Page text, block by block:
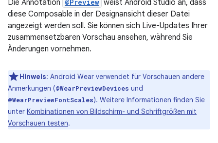
Die Annotation @Preview weist Android Studio an, dass
diese Composable in der Designansicht dieser Datei
angezeigt werden soll. Sie können sich Live-Updates Ihrer
zusammensetzbaren Vorschau ansehen, während Sie
Änderungen vornehmen.
Hinweis: Android Wear verwendet für Vorschauen andere
Anmerkungen (@WearPreviewDevices und
@WearPreviewFontScales). Weitere Informationen finden Sie
unter Kombinationen von Bildschirm- und Schriftgrößen mit
Vorschauen testen.